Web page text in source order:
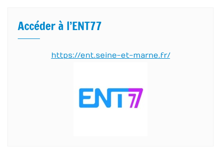
Accéder à l’ENT77
https://ent.seine-et-marne.fr/